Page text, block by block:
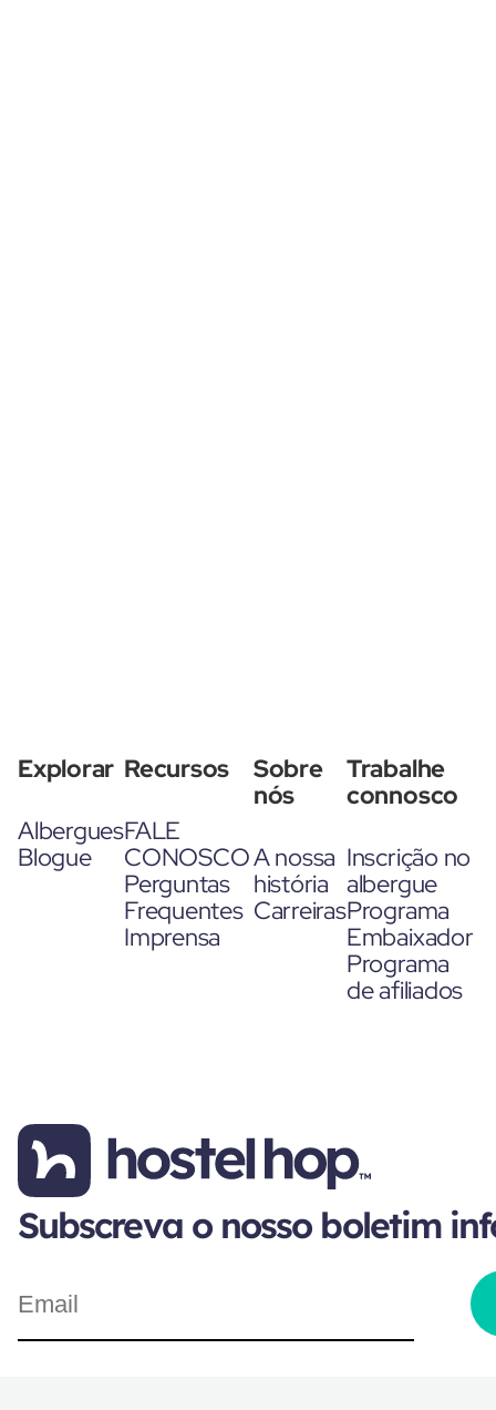
Explorar
Albergues
Blogue
Recursos
FALE
CONOSCO
Perguntas
Frequentes
Imprensa
Sobre
nós
A nossa
história
Carreiras
Trabalhe
connosco
Inscrição no
albergue
Programa
Embaixador
Programa
de afiliados
Subscreva o nosso boletim